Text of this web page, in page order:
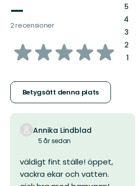
—
2 recensioner
av
stjärnor
Betygsätt denna plats
5:
4:
3:
2:
1:
Annika Lindblad
5 år sedan
väldigt fint ställe! öppet,
vackra ekar och vatten.